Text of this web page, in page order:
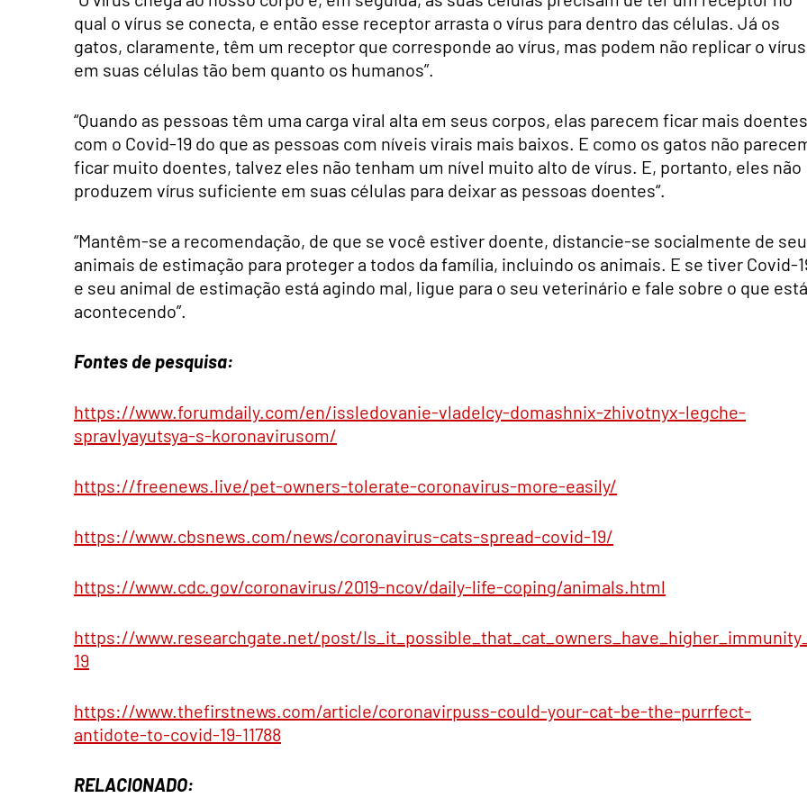
qual o vírus se conecta, e então esse receptor arrasta o vírus para dentro das células. Já os
gatos, claramente, têm um receptor que corresponde ao vírus, mas podem não replicar o vírus
em suas células tão bem quanto os humanos”.
“Quando as pessoas têm uma carga viral alta em seus corpos, elas parecem ficar mais doentes
com o Covid-19 do que as pessoas com níveis virais mais baixos. E como os gatos não
ficar muito doentes, talvez eles não tenham um nível muito alto de vírus. E, portanto, eles não
produzem vírus suficiente em suas células para deixar as pessoas doentes“.
“Mantêm-se a recomendação, de que se você estiver doente, distancie-se socialmente de
animais de estimação para proteger a todos da família, incluindo os animais. E se tiver Covid-
e seu animal de estimação está agindo mal, ligue para o seu veterinário e fale sobre o que está
acontecendo”.
Fontes de pesquisa:
https://www.forumdaily.com/en/issledovanie-vladelcy-domashnix-zhivotnyx-legche-
spravlyayutsya-s-koronavirusom/
https://freenews.live/pet-owners-tolerate-coronavirus-more-easily/
https://www.cbsnews.com/news/coronavirus-cats-spread-covid-19/
https://www.cdc.gov/coronavirus/2019-ncov/daily-life-coping/animals.html
https://www.researchgate.net/post/
19
https://www.thefirstnews.com/article/coronavirpuss-could-your-cat-be-the-purrfect-
antidote-to-covid-19-11788
RELACIONADO: